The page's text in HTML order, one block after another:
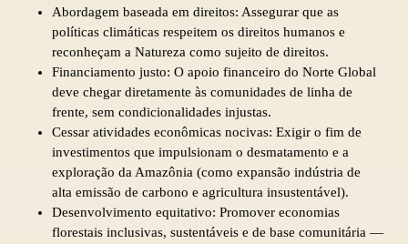
Abordagem baseada em direitos: Assegurar que as
políticas climáticas respeitem os direitos humanos e
reconheçam a Natureza como sujeito de direitos.
Financiamento justo: O apoio financeiro do Norte Global
deve chegar diretamente às comunidades de linha de
frente, sem condicionalidades injustas.
Cessar atividades econômicas nocivas: Exigir o fim de
investimentos que impulsionam o desmatamento e a
exploração da Amazônia (como expansão indústria de
alta emissão de carbono e agricultura insustentável).
Desenvolvimento equitativo: Promover economias
florestais inclusivas, sustentáveis e de base comunitária —